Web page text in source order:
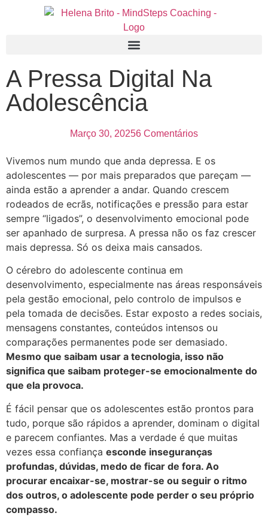
A Pressa Digital Na
Adolescência
Março 30, 20256 Comentários
Vivemos num mundo que anda depressa. E os
adolescentes — por mais preparados que pareçam —
ainda estão a aprender a andar. Quando crescem
rodeados de ecrãs, notificações e pressão para estar
sempre “ligados”, o desenvolvimento emocional pode
ser apanhado de surpresa. A pressa não os faz crescer
mais depressa. Só os deixa mais cansados.
O cérebro do adolescente continua em
desenvolvimento, especialmente nas áreas responsáveis
pela gestão emocional, pelo controlo de impulsos e
pela tomada de decisões. Estar exposto a redes sociais,
mensagens constantes, conteúdos intensos ou
comparações permanentes pode ser demasiado.
Mesmo que saibam usar a tecnologia, isso não
significa que saibam proteger-se emocionalmente do
que ela provoca.
É fácil pensar que os adolescentes estão prontos para
tudo, porque são rápidos a aprender, dominam o digital
e parecem confiantes. Mas a verdade é que muitas
vezes essa confiança esconde inseguranças
profundas, dúvidas, medo de ficar de fora. Ao
procurar encaixar-se, mostrar-se ou seguir o ritmo
dos outros, o adolescente pode perder o seu próprio
compasso.